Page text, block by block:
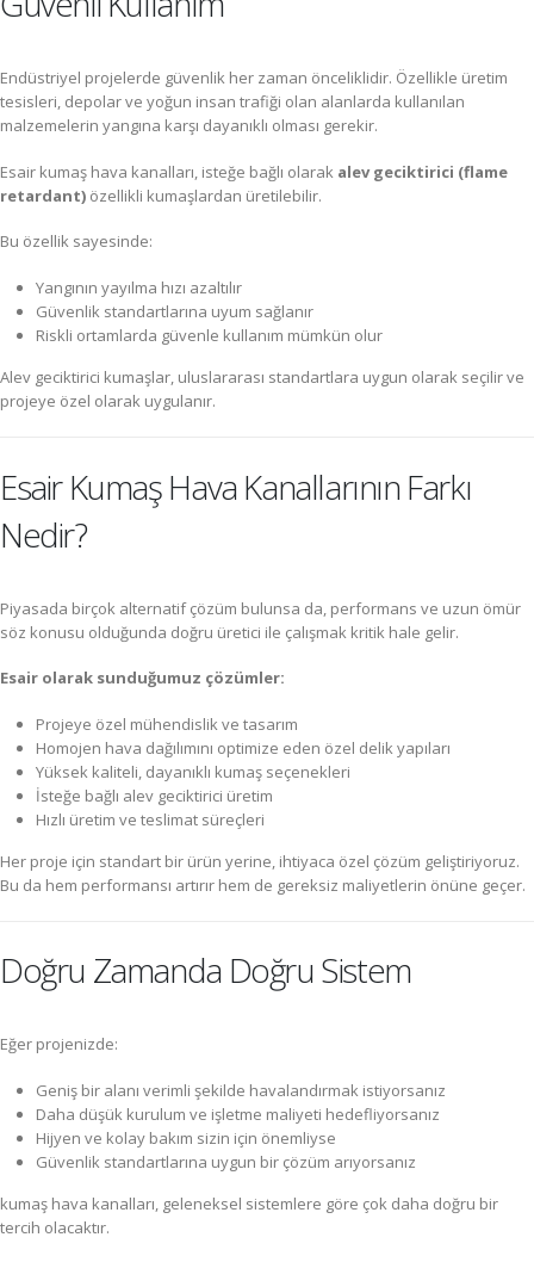
Endüstriyel projelerde güvenlik her zaman önceliklidir. Özellikle üretim
tesisleri, depolar ve yoğun insan trafiği olan alanlarda kullanılan
malzemelerin yangına karşı dayanıklı olması gerekir.
Esair kumaş hava kanalları, isteğe bağlı olarak alev geciktirici (flame
retardant) özellikli kumaşlardan üretilebilir.
Bu özellik sayesinde:
Yangının yayılma hızı azaltılır
Güvenlik standartlarına uyum sağlanır
Riskli ortamlarda güvenle kullanım mümkün olur
Alev geciktirici kumaşlar, uluslararası standartlara uygun olarak seçilir ve
projeye özel olarak uygulanır.
Esair Kumaş Hava Kanallarının Farkı
Nedir?
Piyasada birçok alternatif çözüm bulunsa da, performans ve uzun ömür
söz konusu olduğunda doğru üretici ile çalışmak kritik hale gelir.
Esair olarak sunduğumuz çözümler:
Projeye özel mühendislik ve tasarım
Homojen hava dağılımını optimize eden özel delik yapıları
Yüksek kaliteli, dayanıklı kumaş seçenekleri
İsteğe bağlı alev geciktirici üretim
Hızlı üretim ve teslimat süreçleri
Her proje için standart bir ürün yerine, ihtiyaca özel çözüm geliştiriyoruz.
Bu da hem performansı artırır hem de gereksiz maliyetlerin önüne geçer.
Doğru Zamanda Doğru Sistem
Eğer projenizde:
Geniş bir alanı verimli şekilde havalandırmak istiyorsanız
Daha düşük kurulum ve işletme maliyeti hedefliyorsanız
Hijyen ve kolay bakım sizin için önemliyse
Güvenlik standartlarına uygun bir çözüm arıyorsanız
kumaş hava kanalları, geleneksel sistemlere göre çok daha doğru bir
tercih olacaktır.